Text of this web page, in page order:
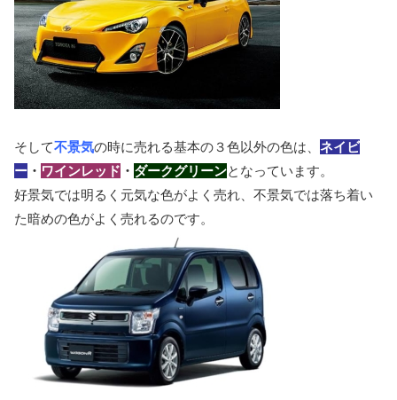
そして不景気の時に売れる基本の３色以外の色は、 ネイビ
ー ・ ワインレッド ・ ダークグリーンとなっています。
好景気では明るく元気な色がよく売れ、不景気では落ち着い
た暗めの色がよく売れるのです。